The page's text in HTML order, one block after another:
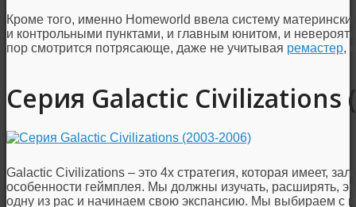
Кроме того, именно Homeworld ввела систему
и контрольными пунктами, и главным юнитом, и
пор смотрится потрясающе, даже не учитывая ремастер,
Серия Galactic Civilizations
Galactic Civilizations – это 4x стратегия, которая имеет,
особенности геймплея. Мы должны изучать, расширять,
одну из рас и начинаем свою экспансию. Мы выбираем с